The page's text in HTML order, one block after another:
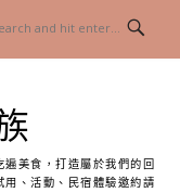
美食，打造屬於我們的回
、活動、民宿體驗邀約請